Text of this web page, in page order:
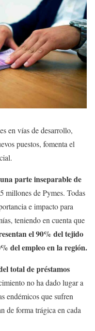
en vías de desarrollo,
puestos, fomenta el
parte inseparable de
millones de Pymes. Todas
e impacto para
teniendo en cuenta que
el 90% del tejido
del empleo en la región.
total de préstamos
no ha dado lugar a
endémicos que sufren
de forma trágica en cada